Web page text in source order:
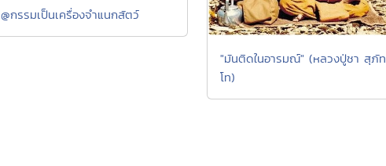
@กรรมเป็นเครื่องจำแนกสัตว์
"มันติดในอารมณ์" (หลวงปู่ชา สุภัท
โท)